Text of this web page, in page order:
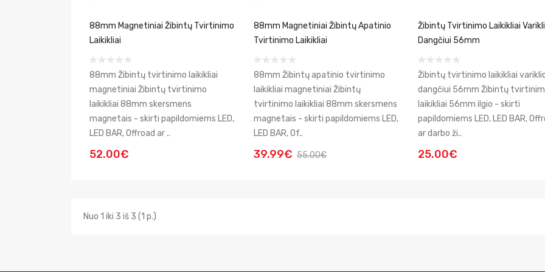
88mm Magnetiniai Žibintų Tvirtinimo
Laikikliai
88mm Žibintų tvirtinimo laikikliai
magnetiniai Žibintų tvirtinimo
laikikliai 88mm skersmens
magnetais - skirti papildomiems LED,
LED BAR, Offroad ar ..
52.00€
88mm Magnetiniai Žibintų Apatinio
Tvirtinimo Laikikliai
88mm Žibintų apatinio tvirtinimo
laikikliai magnetiniai Žibintų
tvirtinimo laikikliai 88mm skersmens
magnetais - skirti papildomiems LED,
LED BAR, Of..
39.99€ 55.00€
Žibintų Tvirtinimo Laikikliai
Dangčiui 56mm
Žibintų tvirtinimo laikikliai
dangčiui 56mm Žibintų
laikikliai 56mm ilgio - skirti
papildomiems LED, LED BAR,
ar darbo ži..
25.00€
Nuo 1 iki 3 iš 3 (1 p.)